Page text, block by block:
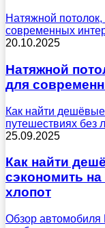
Натяжной
современных
20.10.2025
Натяжной
для
Как найти
путешествиях без
25.09.2025
Как найти
сэкономить
хлопот
Обзор автомобиля